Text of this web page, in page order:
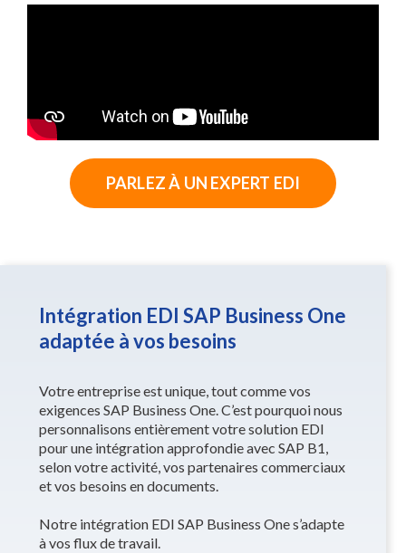
PARLEZ À UN EXPERT EDI
Intégration EDI SAP Business One
adaptée à vos besoins
Votre entreprise est unique, tout comme vos
exigences SAP Business One. C’est pourquoi nous
personnalisons entièrement votre solution EDI
pour une intégration approfondie avec SAP B1,
selon votre activité, vos partenaires commerciaux
et vos besoins en documents.
Notre intégration EDI SAP Business One s’adapte
à vos flux de travail.